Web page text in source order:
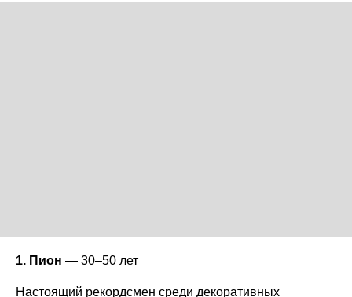
1. Пион — 30–50 лет
Настоящий рекордсмен среди декоративных